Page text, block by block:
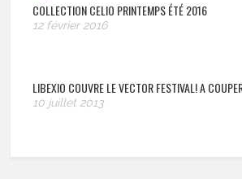
COLLECTION CELIO PRINTEMPS ÉTÉ 2016
12 février 2016
LIBEXIO COUVRE LE VECTOR FESTIVAL! A
10 juillet 2013